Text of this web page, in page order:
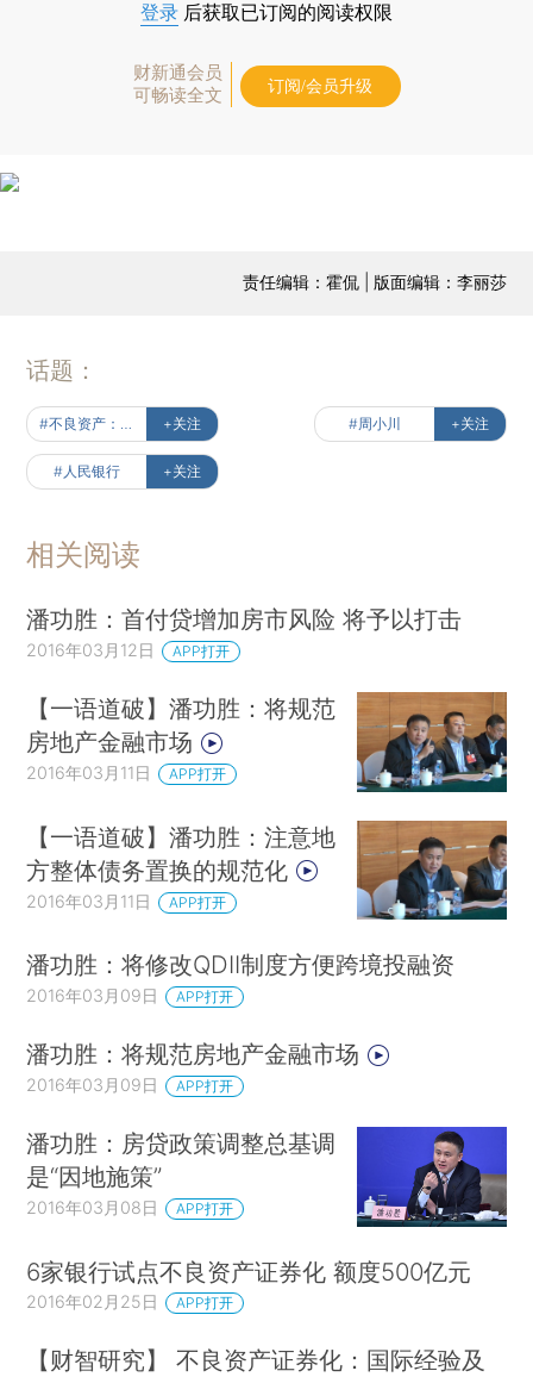
登录 后获取已订阅的阅读权限
财新通会员
可畅读全文
订阅/会员升级
责任编辑：霍侃 | 版面编辑：李丽莎
话题：
+关注 #周小川 +关注
#人民银行 +关注
相关阅读
潘功胜：首付贷增加房市风险 将予以打击
2016年03月12日 APP打开
【一语道破】潘功胜：将规范
房地产金融市场
2016年03月11日 APP打开
【一语道破】潘功胜：注意地
方整体债务置换的规范化
2016年03月11日 APP打开
潘功胜：将修改QDII制度方便跨境投融资
2016年03月09日 APP打开
潘功胜：将规范房地产金融市场
2016年03月09日 APP打开
潘功胜：房贷政策调整总基调
是“因地施策”
2016年03月08日 APP打开
6家银行试点不良资产证券化 额度500亿元
2016年02月25日 APP打开
【财智研究】 不良资产证券化：国际经验及